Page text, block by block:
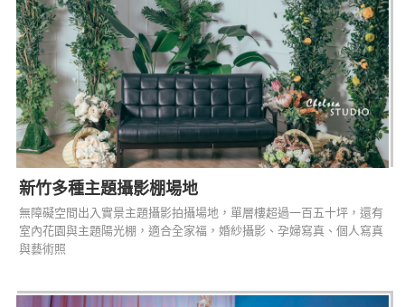
新竹多種主題攝影棚場地
無障礙空間出入實景主題攝影拍攝場地，單層樓超過一百五十坪，還有
室內花園與主題陽光棚，適合全家福，婚紗攝影、孕婦寫真、個人寫真
與藝術照